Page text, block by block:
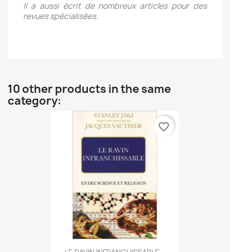
Il a aussi écrit de nombreux articles pour des
revues spécialisées.
10 other products in the same
category:
favorite_border